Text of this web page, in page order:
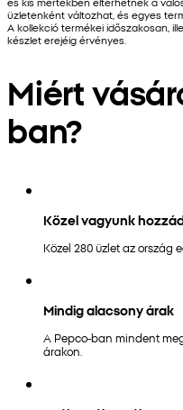
üzletenként változhat, és egyes
A kollekció termékei időszakosan,
készlet erejéig érvényes.
Miért
ban?
Közel vagyunk
Közel 280 üzlet az ország
Mindig alacsony árak
A Pepco-ban mindent
árakon.